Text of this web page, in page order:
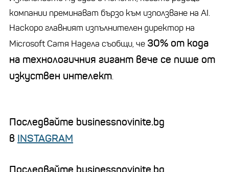
компании преминават бързо към използване на AI.
Наскоро главният изпълнителен директор на
Microsoft Сатя Надела съобщи, че 30% от кода
на технологичния гигант вече се пише от
изкуствен интелект.
Последвайте businessnovinite.bg
в INSTAGRAM